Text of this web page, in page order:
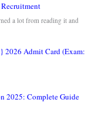
a lot from reading it and
Admit Card (Exam:
2025: Complete Guide